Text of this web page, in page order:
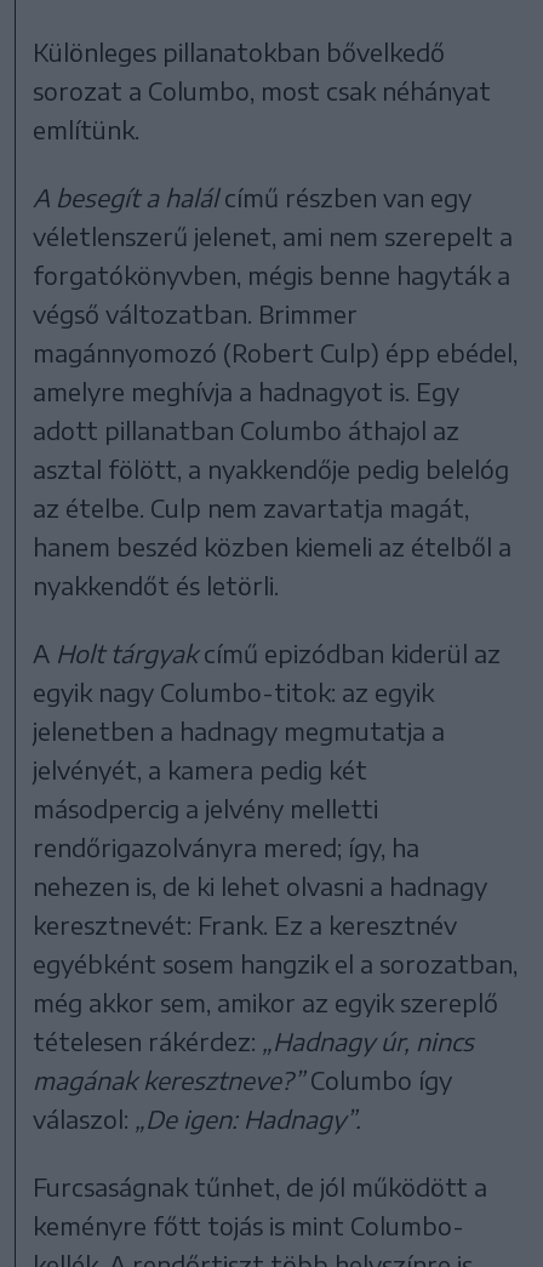
Különleges pillanatokban bővelkedő
sorozat a Columbo, most csak néhányat
említünk.
A besegít a halálcímű részben van egy
véletlenszerű jelenet, ami nem szerepelt a
forgatókönyvben, mégis benne hagyták a
végső változatban. Brimmer
magánnyomozó (Robert Culp) épp ebédel,
amelyre meghívja a hadnagyot is. Egy
adott pillanatban Columbo áthajol az
asztal fölött, a nyakkendője pedig belelóg
az ételbe. Culp nem zavartatja magát,
hanem beszéd közben kiemeli az ételből a
nyakkendőt és letörli.
A Holt tárgyakcímű epizódban kiderül az
egyik nagy Columbo-titok: az egyik
jelenetben a hadnagy megmutatja a
jelvényét, a kamera pedig két
másodpercig a jelvény melletti
rendőrigazolványra mered; így, ha
nehezen is, de ki lehet olvasni a hadnagy
keresztnevét: Frank. Ez a keresztnév
egyébként sosem hangzik el a sorozatban,
még akkor sem, amikor az egyik szereplő
tételesen rákérdez:
„Hadnagy úr, nincs
magának keresztneve?”Columbo így
válaszol:
„De igen: Hadnagy”.
Furcsaságnak tűnhet, de jól működött a
keményre főtt tojás is mint Columbo-